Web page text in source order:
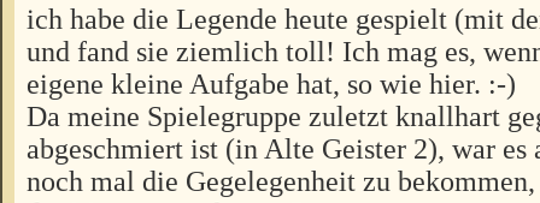
ich habe die Legende heute gespielt (mit
und fand sie ziemlich toll! Ich mag es,
eigene kleine Aufgabe hat, so wie hier. :-)
Da meine Spielegruppe zuletzt knallhart
abgeschmiert ist (in Alte Geister 2), war es
noch mal die Gegelegenheit zu